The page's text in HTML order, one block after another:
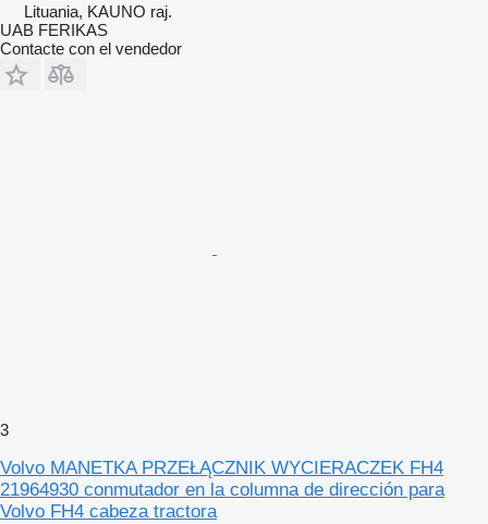
Lituania, KAUNO raj.
UAB FERIKAS
Contacte con el vendedor
3
Volvo MANETKA PRZEŁĄCZNIK WYCIERACZEK FH4
21964930 conmutador en la columna de dirección para
Volvo FH4 cabeza tractora